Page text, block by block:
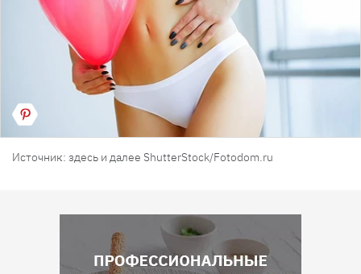
Источник: здесь и далее ShutterStock/Fotodom.ru